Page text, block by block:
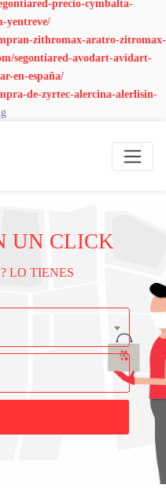
precio-cymbalta-
yentreve/
zithromax-aratro-zitromax-
segontiared-avodart-avidart-
en-españa/
de-zyrtec-alercina-alerlisin-
UN CLICK
LO TIENES